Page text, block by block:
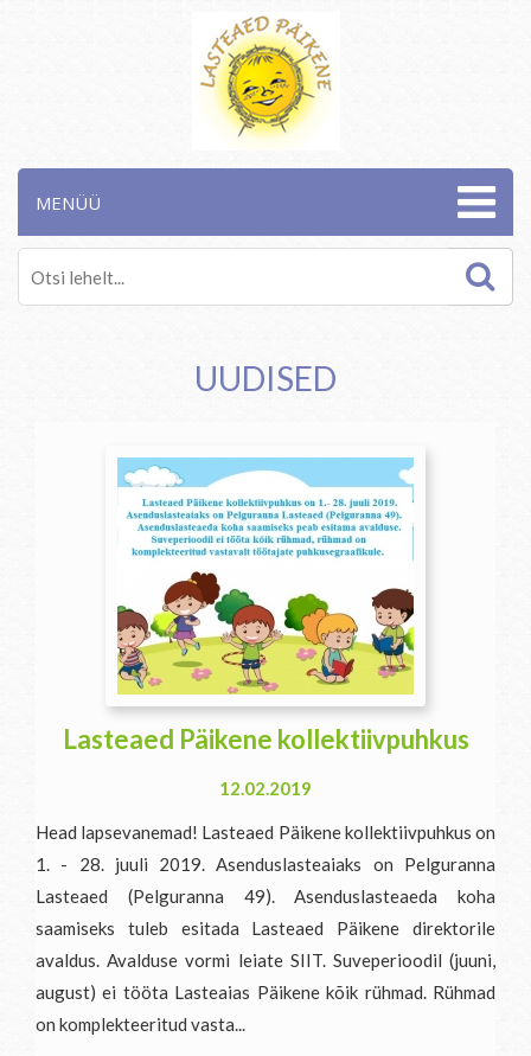
MENÜÜ
UUDISED
Lasteaed Päikene kollektiivpuhkus
12.02.2019
Head lapsevanemad! Lasteaed Päikene kollektiivpuhkus on
1. - 28. juuli 2019. Asenduslasteaiaks on Pelguranna
Lasteaed (Pelguranna 49). Asenduslasteaeda koha
saamiseks tuleb esitada Lasteaed Päikene direktorile
avaldus. Avalduse vormi leiate SIIT. Suveperioodil (juuni,
august) ei tööta Lasteaias Päikene kõik rühmad. Rühmad
on komplekteeritud vasta...